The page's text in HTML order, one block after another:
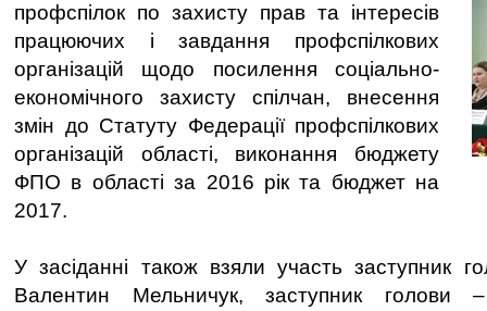
профспілок по захисту прав та інтересів
працюючих і завдання профспілкових
організацій щодо посилення соціально-
економічного захисту спілчан, внесення
змін до Статуту Федерації профспілкових
організацій області, виконання бюджету
ФПО в області за 2016 рік та бюджет на
2017.
У засіданні також взяли участь заступник
Валентин Мельничук, заступник голови